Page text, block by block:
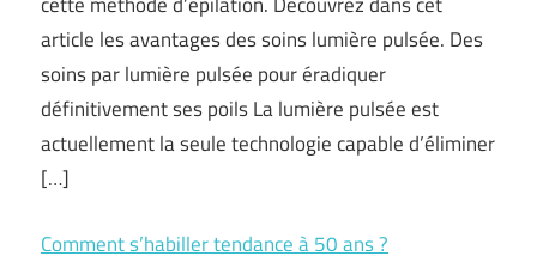
article les avantages des soins lumière pulsée. Des
soins par lumière pulsée pour éradiquer
définitivement ses poils La lumière pulsée est
actuellement la seule technologie capable d’éliminer
[…]
Comment s’habiller tendance à 50 ans ?